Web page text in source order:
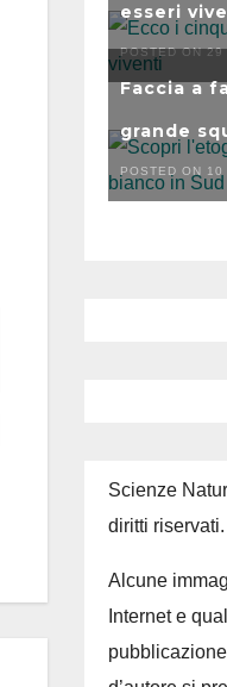
esseri
POSTED ON 29
Faccia a
grande
POSTED ON
Scienze
diritti riservati.
Alcune
Internet e